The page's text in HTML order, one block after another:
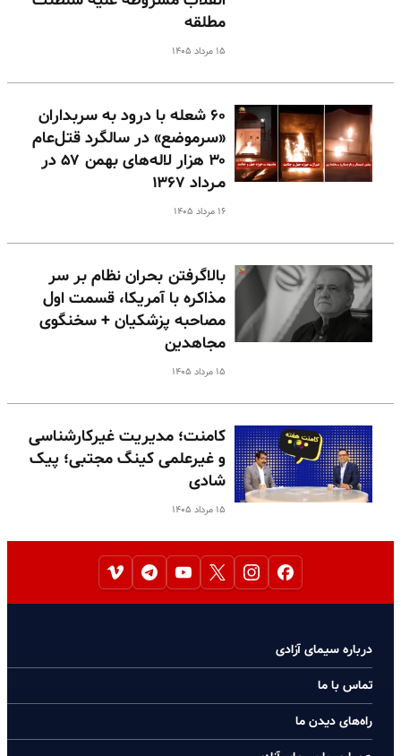
مطلقه
۱۵ مرداد ۱۴۰۵
۶۰ شعله با درود به سربداران
«سرموضع» در سالگرد قتل‌عام
۳۰ هزار لاله‌های بهمن ۵۷ در
مـرداد ۱۳۶۷
۱۶ مرداد ۱۴۰۵
بالا‌گرفتن بحران نظام بر سر
مذاکره با آمریکا، قسمت اول
مصاحبه پزشکیان + سخنگوی
مجاهدین
۱۵ مرداد ۱۴۰۵
کامنت؛ مدیریت غیرکارشناسی
و غیرعلمی کینگ مجتبی؛ پیک
شادی
۱۵ مرداد ۱۴۰۵
درباره سیمای آزادی
تماس با ما
راه‌های دیدن ما